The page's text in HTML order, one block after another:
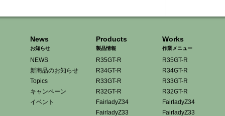
News
お知らせ
NEWS
新商品のお知らせ
Topics
キャンペーン
イベント
Products
製品情報
R35GT-R
R34GT-R
R33GT-R
R32GT-R
FairladyZ34
FairladyZ33
Works
作業メニュー
R35GT-R
R34GT-R
R33GT-R
R32GT-R
FairladyZ34
FairladyZ33